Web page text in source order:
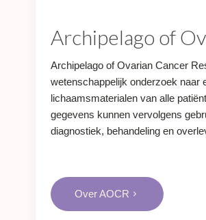
Archipelago of
Archipelago of Ovarian Cancer
wetenschappelijk onderzoek naar
lichaamsmaterialen van alle
gegevens kunnen vervolgens
diagnostiek, behandeling en
Over AOCR